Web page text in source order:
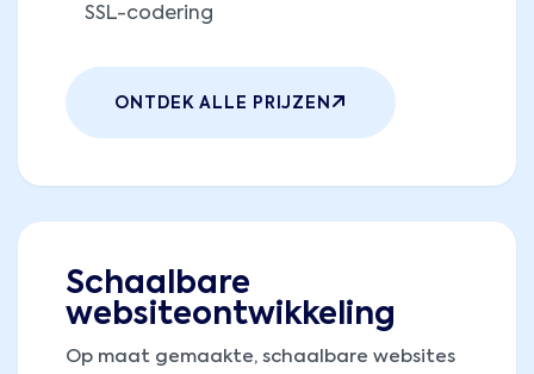
SSL-codering
ONTDEK ALLE PRIJZEN
Schaalbare
websiteontwikkeling
Op maat gemaakte, schaalbare websites